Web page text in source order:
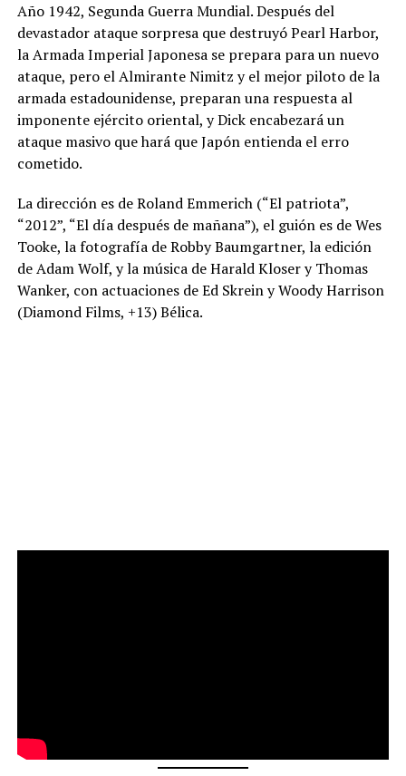
Año 1942, Segunda Guerra Mundial. Después del
devastador ataque sorpresa que destruyó Pearl Harbor,
la Armada Imperial Japonesa se prepara para un nuevo
ataque, pero el Almirante Nimitz y el mejor piloto de la
armada estadounidense, preparan una respuesta al
imponente ejército oriental, y Dick encabezará un
ataque masivo que hará que Japón entienda el erro
cometido.
La dirección es de Roland Emmerich (“El patriota”,
“2012”, “El día después de mañana”), el guión es de Wes
Tooke, la fotografía de Robby Baumgartner, la edición
de Adam Wolf, y la música de Harald Kloser y Thomas
Wanker, con actuaciones de Ed Skrein y Woody Harrison
(Diamond Films, +13) Bélica.